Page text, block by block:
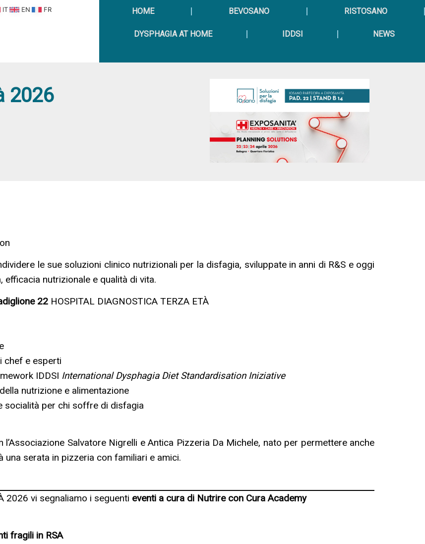
IT EN FR HOME BEVOSANO RISTOSANO
DYSPHAGIA AT HOME IDDSI NEWS
2026
le sue soluzioni clinico nutrizionali per la disfagia, sviluppate in anni di R&S e oggi
nutrizionale e qualità di vita.
22HOSPITAL DIAGNOSTICA TERZA ETÀ
chef e esperti
IDDSI International Dysphagia Diet Standardisation Iniziative
nutrizione e alimentazione
socialità per chi soffre di disfagia
Salvatore Nigrelli e Antica Pizzeria Da Michele, nato per permettere anche
serata in pizzeria con familiari e amici.
2026 vi segnaliamo i seguenti eventi a cura di Nutrire con Cura Academy
fragili in RSA